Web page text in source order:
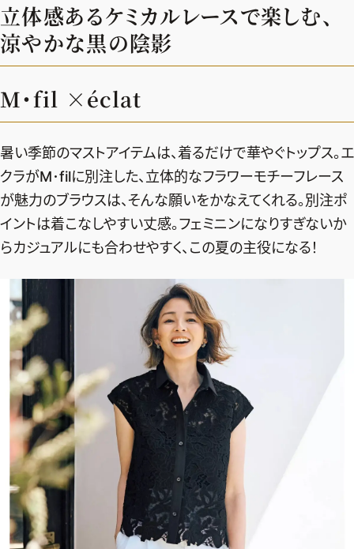
50代のお悩み
チームJマダム特集
イヴルルド遙華の12星座占い
スペシャル占い
試し読み
エクラ通販
エクラプレミアムNEWS
デジタルカタログ
エクラプレミアム通販
from編集部
プレゼント
MAGAZINE
2026年9月号
立体感あるケミカルレースで楽しむ、
涼やかな黒の陰影
M･fil ×éclat
暑い季節のマストアイテムは、着るだけで華やぐトップス。エ
クラがM･filに別注した、立体的なフラワーモチーフレース
が魅力のブラウスは、そんな願いをかなえてくれる。別注ポ
イントは着こなしやすい丈感。フェミニンになりすぎないか
らカジュアルにも合わせやすく、この夏の主役になる！